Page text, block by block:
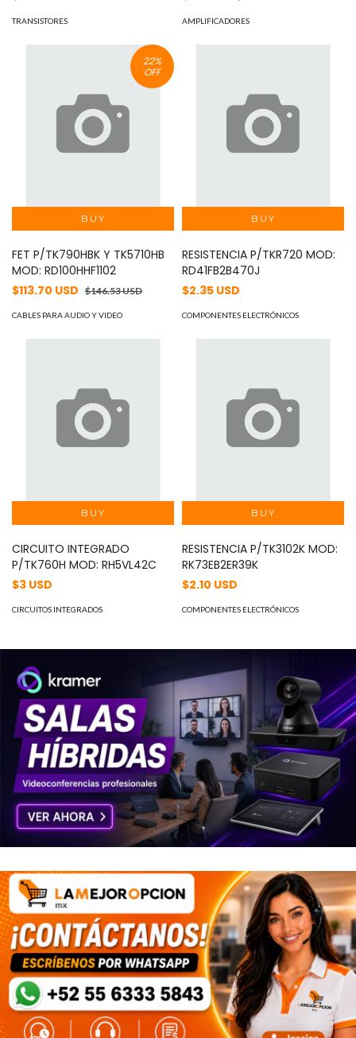
TRANSISTORES AMPLIFICADORES
22%
OFF
FET P/TK790HBK Y TK5710HB
MOD: RD100HHF1102
$113.70 USD $146.53 USD
CABLES PARA AUDIO Y VIDEO
RESISTENCIA P/TKR720 MOD:
RD41FB2B470J
$2.35 USD
COMPONENTES ELECTRÓNICOS
CIRCUITO INTEGRADO
P/TK760H MOD: RH5VL42C
$3 USD
CIRCUITOS INTEGRADOS
RESISTENCIA P/TK3102K MOD:
RK73EB2ER39K
$2.10 USD
COMPONENTES ELECTRÓNICOS